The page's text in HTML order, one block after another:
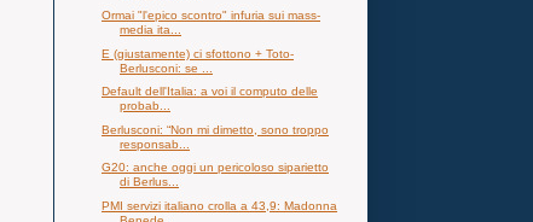
Ormai "l'epico scontro" infuria sui mass-
media ita...
E (giustamente) ci sfottono + Toto-
Berlusconi: se ...
Default dell'Italia: a voi il computo delle
probab...
Berlusconi: “Non mi dimetto, sono troppo
responsab...
G20: anche oggi un pericoloso siparietto
di Berlus...
PMI servizi italiano crolla a 43,9: Madonna